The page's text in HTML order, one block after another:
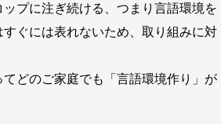
プに注ぎ続ける、つまり言語環境を
ぐには表れないため、取り組みに対
どのご家庭でも「言語環境作り」が